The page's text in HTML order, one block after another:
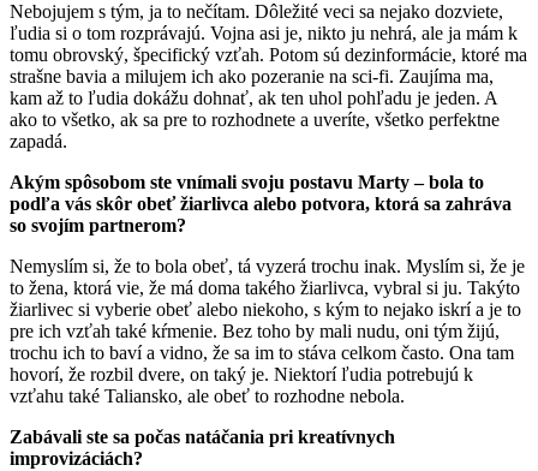
Nebojujem s tým, ja to nečítam. Dôležité veci sa nejako dozviete,
ľudia si o tom rozprávajú. Vojna asi je, nikto ju nehrá, ale ja mám k
tomu obrovský, špecifický vzťah. Potom sú dezinformácie, ktoré ma
strašne bavia a milujem ich ako pozeranie na sci-fi. Zaujíma ma,
kam až to ľudia dokážu dohnať, ak ten uhol pohľadu je jeden. A
ako to všetko, ak sa pre to rozhodnete a uveríte, všetko perfektne
zapadá.
Akým spôsobom ste vnímali svoju postavu Marty – bola to
podľa vás skôr obeť žiarlivca alebo potvora, ktorá sa zahráva
so svojím partnerom?
Nemyslím si, že to bola obeť, tá vyzerá trochu inak. Myslím si, že je
to žena, ktorá vie, že má doma takého žiarlivca, vybral si ju. Takýto
žiarlivec si vyberie obeť alebo niekoho, s kým to nejako iskrí a je to
pre ich vzťah také kŕmenie. Bez toho by mali nudu, oni tým žijú,
trochu ich to baví a vidno, že sa im to stáva celkom často. Ona tam
hovorí, že rozbil dvere, on taký je. Niektorí ľudia potrebujú k
vzťahu také Taliansko, ale obeť to rozhodne nebola.
Zabávali ste sa počas natáčania pri kreatívnych
improvizáciách?